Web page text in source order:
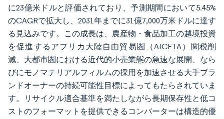
に23億米ドルと評価されており、予測期間において5.45%
のCAGRで拡大し、2031年までに31億7,000万米ドルに達す
る見込みです。この成長は、農産物・食品加工の越境投資
を促進するアフリカ大陸自由貿易圏（AfCFTA）関税削
減、大都市圏における近代的小売業態の急速な展開、なら
びにモノマテリアルフィルムの採用を加速させる大手ブラ
ンドオーナーの持続可能性目標によってもたらされていま
す。リサイクル適合基準を満たしながら長期保存性と低コ
ストのフォーマットを提供できるコンバーターは構造的優